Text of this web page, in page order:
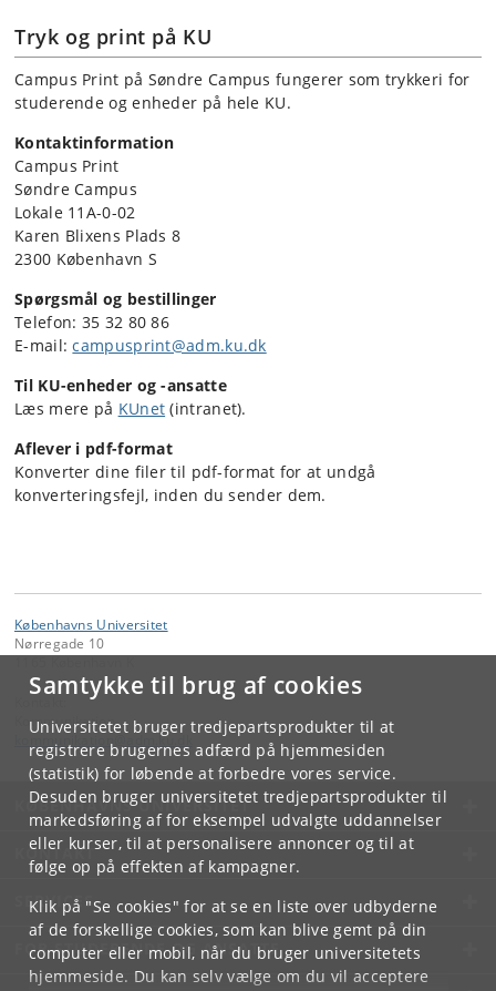
Samtykke til brug af cookies
Universitetet bruger tredjepartsprodukter til at
registrere brugernes adfærd på hjemmesiden
(statistik) for løbende at forbedre vores service.
Desuden bruger universitetet tredjepartsprodukter til
markedsføring af for eksempel udvalgte uddannelser
eller kurser, til at personalisere annoncer og til at
følge op på effekten af kampagner.
Klik på "Se cookies" for at se en liste over udbyderne
af de forskellige cookies, som kan blive gemt på din
computer eller mobil, når du bruger universitetets
hjemmeside. Du kan selv vælge om du vil acceptere
Tryk og print på KU
Campus Print på Søndre Campus fungerer som trykkeri for
studerende og enheder på hele KU.
Kontaktinformation
Campus Print
Søndre Campus
Lokale 11A-0-02
Karen Blixens Plads 8
2300 København S
Spørgsmål og bestillinger
Telefon: 35 32 80 86
E-mail:campusprint@adm.ku.dk
Til KU-enheder og -ansatte
Læs mere på KUnet (intranet).
Aflever i pdf-format
Konverter dine filer til pdf-format for at undgå
konverteringsfejl, inden du sender dem.
Københavns Universitet
Nørregade 10
Kommunikation
ku
KØBENHAVNS UNIVERSITET
KONTAKT
SERVICES
FOR STUDERENDE OG ANSATTE